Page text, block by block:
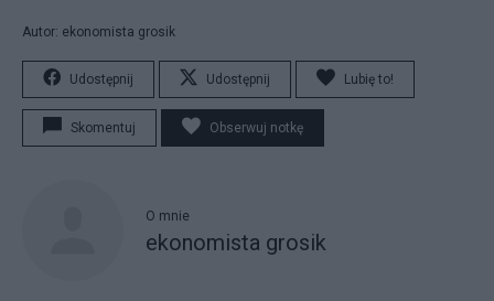
Autor: ekonomista grosik
Udostępnij Udostępnij Lubię to!
Skomentuj Obserwuj notkę
O mnie
ekonomista grosik